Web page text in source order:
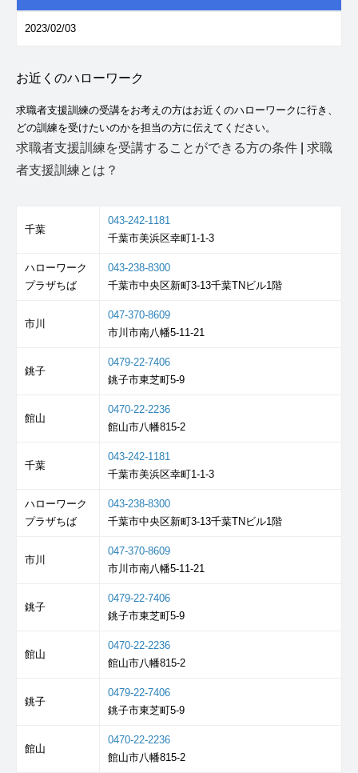
2023/02/03
お近くのハローワーク
求職者支援訓練の受講をお考えの方はお近くのハローワークに行き、
どの訓練を受けたいのかを担当の方に伝えてください。
求職者支援訓練を受講することができる方の条件
求職
者支援訓練とは？
千葉
043-242-1181
千葉市美浜区幸町1-1-3
ハローワーク
プラザちば
043-238-8300
千葉市中央区新町3-13千葉TNビル1階
市川
047-370-8609
市川市南八幡5-11-21
銚子
0479-22-7406
銚子市東芝町5-9
館山
0470-22-2236
館山市八幡815-2
千葉
043-242-1181
千葉市美浜区幸町1-1-3
ハローワーク
プラザちば
043-238-8300
千葉市中央区新町3-13千葉TNビル1階
市川
047-370-8609
市川市南八幡5-11-21
銚子
0479-22-7406
銚子市東芝町5-9
館山
0470-22-2236
館山市八幡815-2
銚子
0479-22-7406
銚子市東芝町5-9
館山
0470-22-2236
館山市八幡815-2